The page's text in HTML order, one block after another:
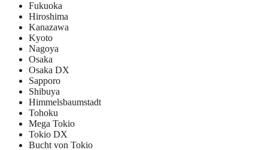
Fukuoka
Hiroshima
Kanazawa
Kyoto
Nagoya
Osaka
Osaka DX
Sapporo
Shibuya
Himmelsbaumstadt
Tohoku
Mega Tokio
Tokio DX
Bucht von Tokio